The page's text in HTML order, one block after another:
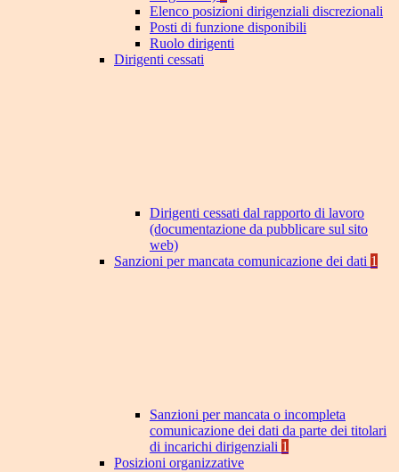
Elenco posizioni dirigenziali discrezionali
Posti di funzione disponibili
Ruolo dirigenti
Dirigenti cessati
Dirigenti cessati dal rapporto di lavoro
(documentazione da pubblicare sul sito
web)
Sanzioni per mancata comunicazione dei dati 1
Sanzioni per mancata o incompleta
comunicazione dei dati da parte dei titolari
di incarichi dirigenziali 1
Posizioni organizzative